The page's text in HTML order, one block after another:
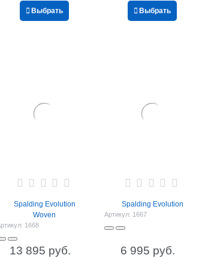
Выбрать Выбрать
Spalding Evolution
Woven
1668
13 895 руб.
Spalding Evolution
Артикул: 1667
6 995 руб.